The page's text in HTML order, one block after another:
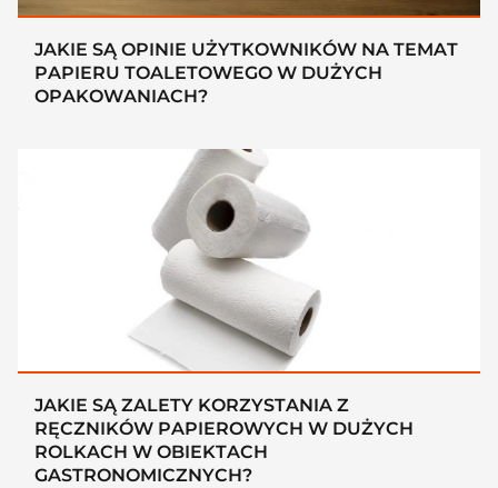
JAKIE SĄ OPINIE UŻYTKOWNIKÓW NA TEMAT
PAPIERU TOALETOWEGO W DUŻYCH
OPAKOWANIACH?
JAKIE SĄ ZALETY KORZYSTANIA Z
RĘCZNIKÓW PAPIEROWYCH W DUŻYCH
ROLKACH W OBIEKTACH
GASTRONOMICZNYCH?